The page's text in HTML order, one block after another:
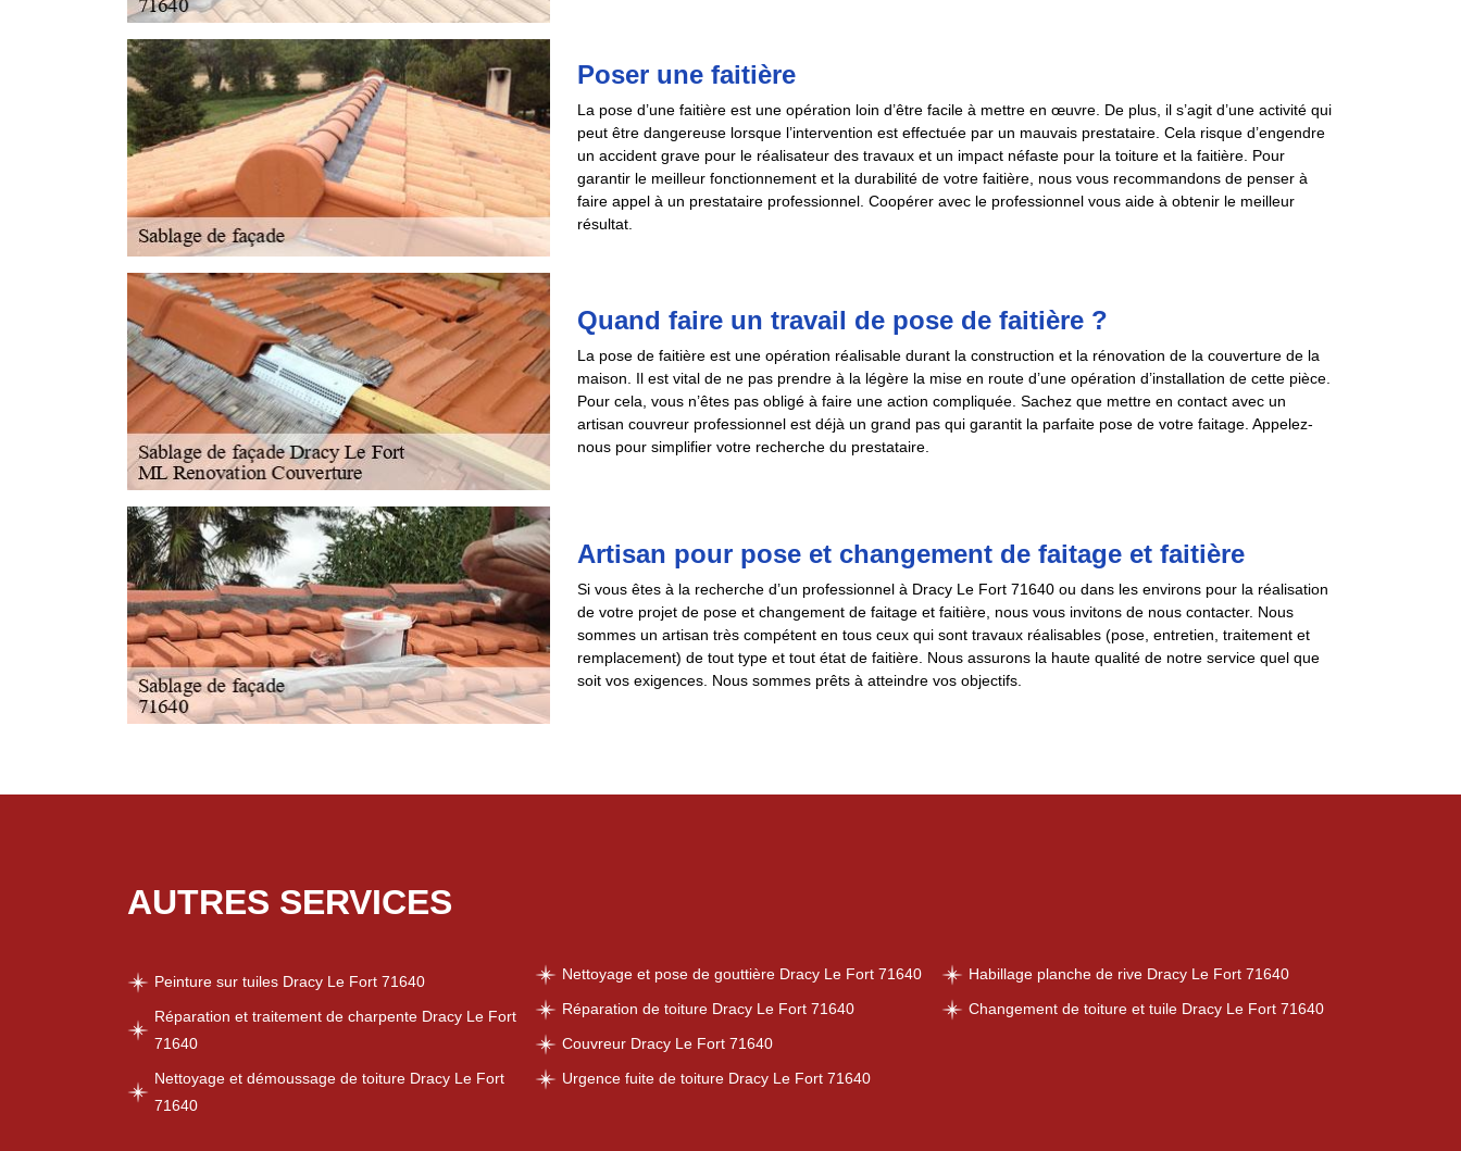
Poser une faitière
La pose d’une faitière est une opération loin d’être facile à mettre en œuvre. De plus, il s’agit d’une activité qui
peut être dangereuse lorsque l’intervention est effectuée par un mauvais prestataire. Cela risque d’engendre
un accident grave pour le réalisateur des travaux et un impact néfaste pour la toiture et la faitière. Pour
garantir le meilleur fonctionnement et la durabilité de votre faitière, nous vous recommandons de penser à
faire appel à un prestataire professionnel. Coopérer avec le professionnel vous aide à obtenir le meilleur
résultat.
Quand faire un travail de pose de faitière ?
La pose de faitière est une opération réalisable durant la construction et la rénovation de la couverture de la
maison. Il est vital de ne pas prendre à la légère la mise en route d’une opération d’installation de cette pièce.
Pour cela, vous n’êtes pas obligé à faire une action compliquée. Sachez que mettre en contact avec un
artisan couvreur professionnel est déjà un grand pas qui garantit la parfaite pose de votre faitage. Appelez-
nous pour simplifier votre recherche du prestataire.
Artisan pour pose et changement de faitage et faitière
Si vous êtes à la recherche d’un professionnel à Dracy Le Fort 71640 ou dans les environs pour la réalisation
de votre projet de pose et changement de faitage et faitière, nous vous invitons de nous contacter. Nous
sommes un artisan très compétent en tous ceux qui sont travaux réalisables (pose, entretien, traitement et
remplacement) de tout type et tout état de faitière. Nous assurons la haute qualité de notre service quel que
soit vos exigences. Nous sommes prêts à atteindre vos objectifs.
AUTRES SERVICES
Peinture sur tuiles Dracy Le Fort 71640
Réparation et traitement de charpente Dracy Le Fort
71640
Nettoyage et démoussage de toiture Dracy Le Fort
71640
Nettoyage et pose de gouttière Dracy Le Fort 71640
Réparation de toiture Dracy Le Fort 71640
Couvreur Dracy Le Fort 71640
Urgence fuite de toiture Dracy Le Fort 71640
Habillage planche de rive Dracy Le Fort 71640
Changement de toiture et tuile Dracy Le Fort 71640